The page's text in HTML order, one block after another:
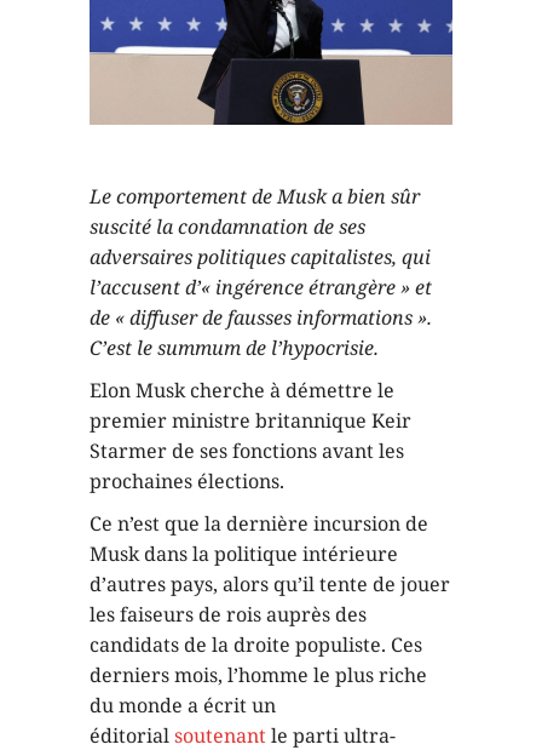
Le comportement de Musk a bien sûr
suscité la condamnation de ses
adversaires politiques capitalistes, qui
l’accusent d’« ingérence étrangère » et
de « diffuser de fausses informations ».
C’est le summum de l’hypocrisie.
Elon Musk cherche à démettre le
premier ministre britannique Keir
Starmer de ses fonctions avant les
prochaines élections.
Ce n’est que la dernière incursion de
Musk dans la politique intérieure
d’autres pays, alors qu’il tente de jouer
les faiseurs de rois auprès des
candidats de la droite populiste. Ces
derniers mois, l’homme le plus riche
du monde a écrit un
éditorialsoutenantle parti ultra-